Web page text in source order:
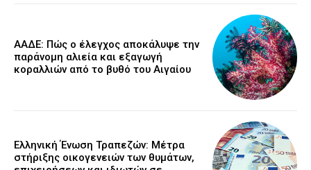
ΑΑΔΕ: Πώς ο έλεγχος αποκάλυψε την
παράνομη αλιεία και εξαγωγή
κοραλλιών από το βυθό του Αιγαίου
Ελληνική Ένωση Τραπεζών: Μέτρα
στήριξης οικογενειών των θυμάτων,